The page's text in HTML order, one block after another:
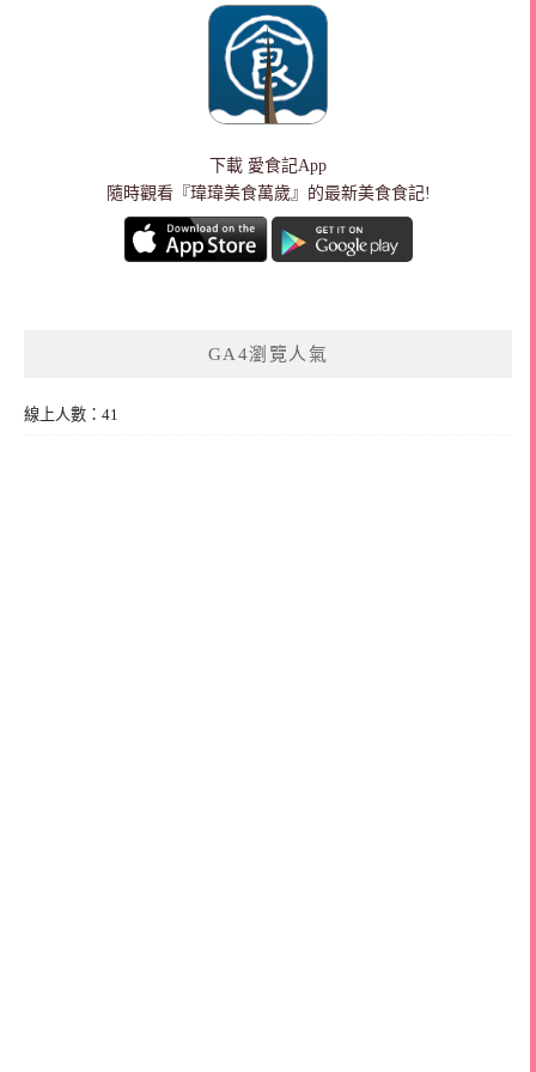
下載 愛食記App
隨時觀看『瑋瑋美食萬歲』的最新美食食記!
GA4瀏覽人氣
線上人數：41